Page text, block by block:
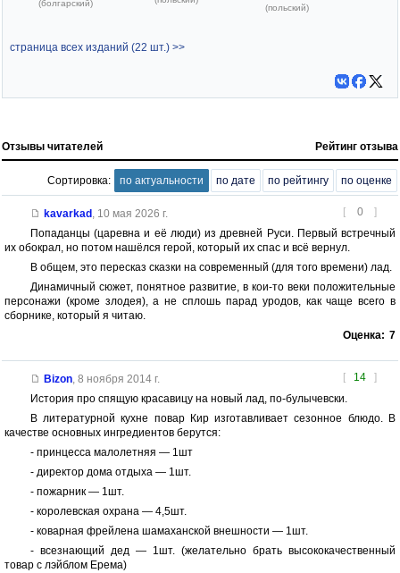
(болгарский)
(польский)
страница всех изданий (22 шт.) >>
Отзывы читателей Рейтинг отзыва
Сортировка: по актуальности по дате по рейтингу по оценке
[ 0 ]
kavarkad , 10 мая 2026 г.
Попаданцы (царевна и её люди) из древней Руси. Первый встречный
их обокрал, но потом нашёлся герой, который их спас и всё вернул.
В общем, это пересказ сказки на современный (для того времени) лад.
Динамичный сюжет, понятное развитие, в кои-то веки положительные
персонажи (кроме злодея), а не сплошь парад уродов, как чаще всего в
сборнике, который я читаю.
Оценка: 7
[ 14 ]
Bizon, 8 ноября 2014 г.
История про спящую красавицу на новый лад, по-булычевски.
В литературной кухне повар Кир изготавливает сезонное блюдо. В
качестве основных ингредиентов берутся:
- принцесса малолетняя — 1шт
- директор дома отдыха — 1шт.
- пожарник — 1шт.
- королевская охрана — 4,5шт.
- коварная фрейлена шамаханской внешности — 1шт.
- всезнающий дед — 1шт. (желательно брать высококачественный
товар с лэйблом Ерема)